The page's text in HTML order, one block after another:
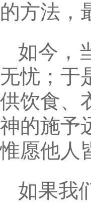
的方法，
如今，
无忧；于
供饮食、
神的施予
惟愿他人
如果我